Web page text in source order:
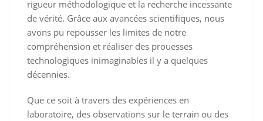
rigueur méthodologique et la recherche incessante
de vérité. Grâce aux avancées scientifiques, nous
avons pu repousser les limites de notre
compréhension et réaliser des prouesses
technologiques inimaginables il y a quelques
décennies.
Que ce soit à travers des expériences en
laboratoire, des observations sur le terrain ou des